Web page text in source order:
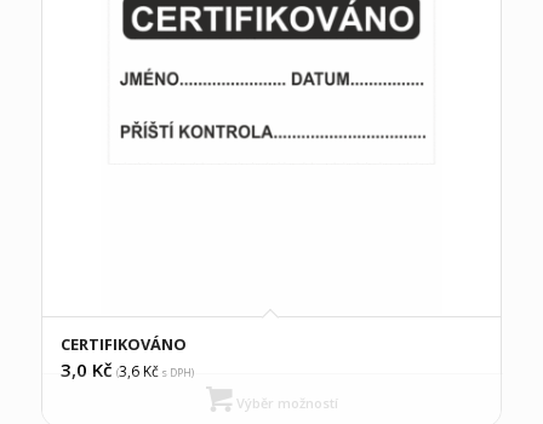
CERTIFIKOVÁNO
3,0 Kč (3,6Kčs DPH)
Výběr možností